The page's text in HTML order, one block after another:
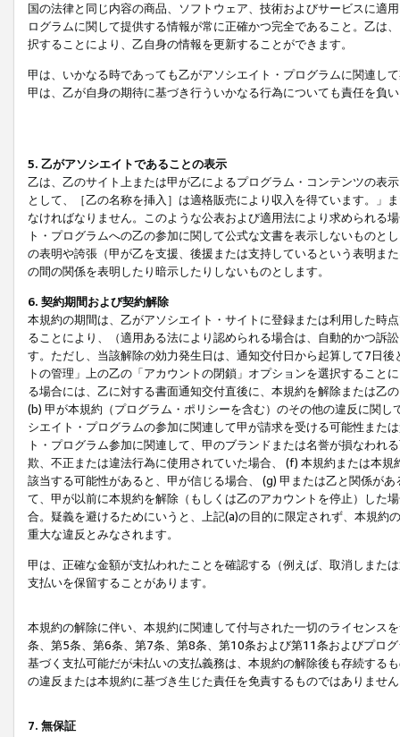
国の法律と同じ内容の商品、ソフトウェア、技術およびサービスに適
ログラムに関して提供する情報が常に正確かつ完全であること。乙は
択することにより、乙自身の情報を更新することができます。
甲は、いかなる時であっても乙がアソシエイト・プログラムに関連し
甲は、乙が自身の期待に基づき行ういかなる行為についても責任を負
5. 乙がアソシエイトであることの表示
乙は、乙のサイト上または甲が乙によるプログラム・コンテンツの表
として、［乙の名称を挿入］は適格販売により収入を得ています。」
なければなりません。このような公表および適用法により求められる
ト・プログラムへの乙の参加に関して公式な文書を表示しないもの
の表明や誇張（甲が乙を支援、後援または支持しているという表明ま
の間の関係を表明したり暗示したりしないものとします。
6. 契約期間および契約解除
本規約の期間は、乙がアソシエイト・サイトに登録または利用した時
ることにより、（適用ある法により認められる場合は、自動的かつ訴
す。ただし、当該解除の効力発生日は、通知交付日から起算して7日
トの管理」上の乙の「アカウントの閉鎖」オプションを選択するこ
る場合には、乙に対する書面通知交付直後に、本規約を解除または乙
(b) 甲が本規約（プログラム・ポリシーを含む）のその他の違反に関
シエイト・プログラムの参加に関連して甲が請求を受ける可能性また
ト・プログラム参加に関連して、甲のブランドまたは名誉が損なわれ
欺、不正または違法行為に使用されていた場合、 (f) 本規約または本
該当する可能性があると、甲が信じる場合、 (g) 甲または乙と関係が
て、甲が以前に本規約を解除（もしくは乙のアカウントを停止）した
合。疑義を避けるためにいうと、上記(a)の目的に限定されず、本規
重大な違反とみなされます。
甲は、正確な金額が支払われたことを確認する（例えば、取消しまた
支払いを保留することがあります。
本規約の解除に伴い、本規約に関連して付与された一切のライセンス
条、第5条、第6条、第7条、第8条、第10条および第11条およびプロ
基づく支払可能だが未払いの支払義務は、本規約の解除後も存続する
の違反または本規約に基づき生じた責任を免責するものではありませ
7. 無保証